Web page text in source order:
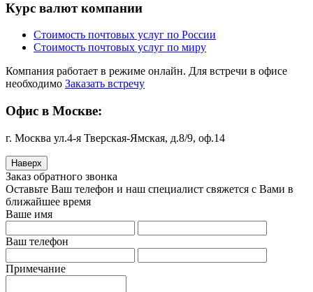
Курс валют компании
Стоимость почтовых услуг по России
Стоимость почтовых услуг по миру
Компания работает в режиме онлайн. Для встречи в офисе
необходимо Заказать встречу
Офис в Москве:
г. Москва ул.4-я Тверская-Ямская, д.8/9, оф.14
Наверх
Заказ обратного звонка
Оставьте Ваш телефон и наш специалист свяжется с Вами в
ближайшее время
Ваше имя
Ваш телефон
Примечание